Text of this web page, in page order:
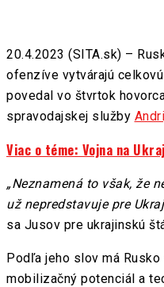
20.4.2023 (SITA.sk) –
ofenzíve vytvárajú
povedal vo štvrtok
spravodajskej služby
Viac o téme: Vojna na
„Neznamená to však, že
už nepredstavuje pre
sa Jusov pre ukrajinskú
Podľa jeho slov má
mobilizačný potenciál a